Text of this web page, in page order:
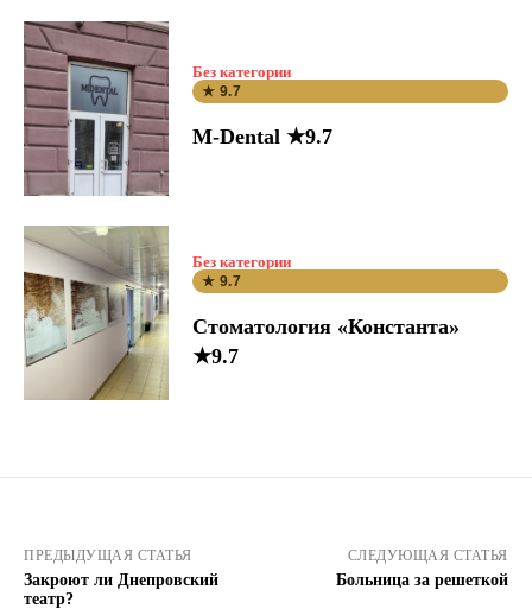
Без категории
★ 9.7
M-Dental ★9.7
Без категории
★ 9.7
Стоматология «Константа»
★9.7
ПРЕДЫДУЩАЯ СТАТЬЯ
Закроют ли Днепровский
театр?
СЛЕДУЮЩАЯ СТАТЬЯ
Больница за решеткой